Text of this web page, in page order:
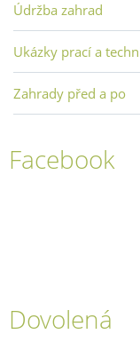
Údržba zahrad
Ukázky prací a
Zahrady před a po
Facebook
Dovolená